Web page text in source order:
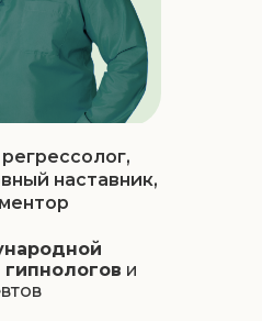
и
наставник,